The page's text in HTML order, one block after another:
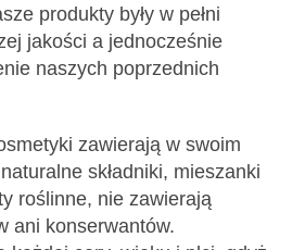
produkty były w pełni
jakości a jednocześnie
naszych poprzednich
zawierają w swoim
składniki, mieszanki
roślinne, nie zawierają
ani konserwantów.